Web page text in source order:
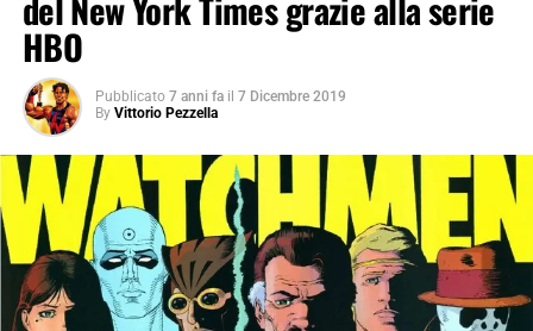
HBO
Pubblicato 7 anni fa il 7 Dicembre 2019
By Vittorio Pezzella